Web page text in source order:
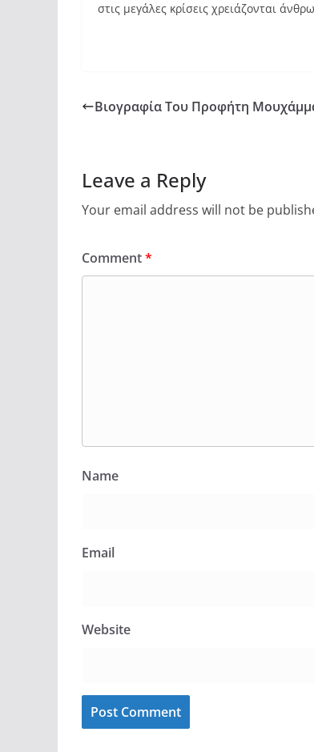
στις μεγάλες κρίσεις χρειάζονται
Βιογραφία Του Προφήτη
Leave a Reply
Your email address will not be
Comment*
Name
Email
Website